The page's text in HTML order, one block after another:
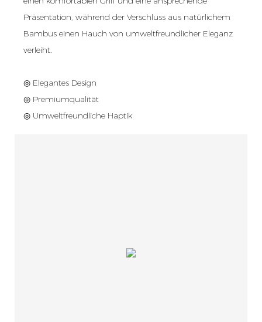
Präsentation, während der Verschluss aus natürlichem
Bambus einen Hauch von umweltfreundlicher Eleganz
verleiht.
◎ Elegantes Design
◎ Premiumqualität
◎ Umweltfreundliche Haptik